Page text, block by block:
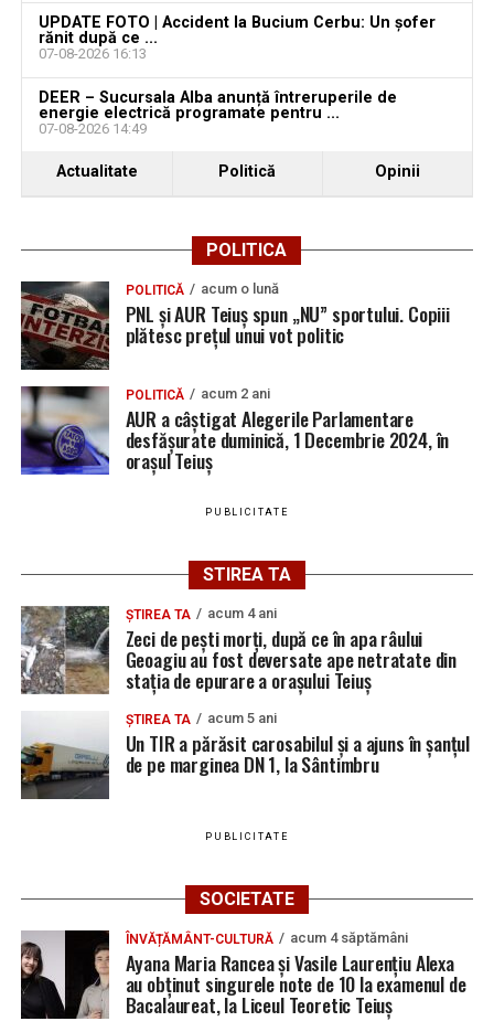
UPDATE FOTO | Accident la Bucium Cerbu: Un șofer
rănit după ce ...
07-08-2026 16:13
DEER – Sucursala Alba anunță întreruperile de
energie electrică programate pentru ...
07-08-2026 14:49
Actualitate Politică Opinii
POLITICA
POLITICĂ acum o lună
PNL și AUR Teiuș spun „NU” sportului. Copiii
plătesc prețul unui vot politic
POLITICĂ acum 2 ani
AUR a câștigat Alegerile Parlamentare
desfășurate duminică, 1 Decembrie 2024, în
orașul Teiuș
PUBLICITATE
STIREA TA
ȘTIREA TA acum 4 ani
Zeci de pești morți, după ce în apa râului
Geoagiu au fost deversate ape netratate din
stația de epurare a orașului Teiuș
ȘTIREA TA acum 5 ani
Un TIR a părăsit carosabilul și a ajuns în șanțul
de pe marginea DN 1, la Sântimbru
PUBLICITATE
SOCIETATE
ÎNVĂȚĂMÂNT-CULTURĂ acum 4 săptămâni
Ayana Maria Rancea și Vasile Laurențiu Alexa
au obținut singurele note de 10 la examenul de
Bacalaureat, la Liceul Teoretic Teiuș